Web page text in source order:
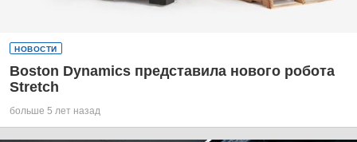
НОВОСТИ
Boston Dynamics представила нового робота
Stretch
больше 5 лет назад